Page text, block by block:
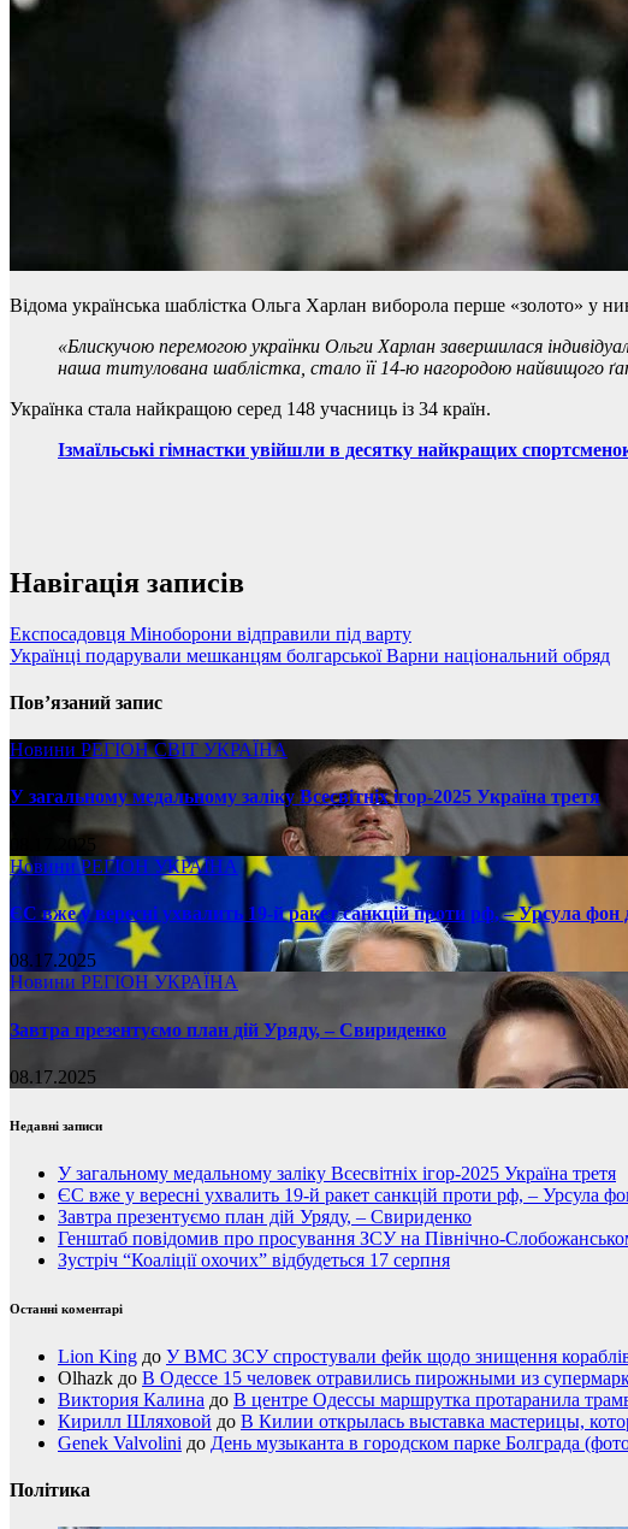
Відома українська шаблістка Ольга Харлан виборола перше «золото» у
«Блискучою перемогою українки Ольги Харлан завершилася
наша титулована шаблістка, стало її 14-ю нагородою найвищого
Українка стала найкращою серед 148 учасниць із 34 країн.
Ізмаїльські гімнастки увійшли в десятку найкращих
Навігація записів
Експосадовця Міноборони відправили під варту
Українці подарували мешканцям болгарської Варни національний обряд
Пов’язаний запис
Новини РЕГІОНСВІТ УКРАЇНА
У загальному медальному заліку Всесвітніх ігор-2025 Україна третя
08.17.2025
НовиниРЕГІОН УКРАЇНА
ЄС вже у вересні ухвалить 19-й ракет санкцій проти рф, – Урсула фон
08.17.2025
Новини РЕГІОН УКРАЇНА
Завтра презентуємо план дій Уряду, – Свириденко
08.17.2025
Недавні записи
У загальному медальному заліку Всесвітніх ігор-2025 Україна третя
ЄС вже у вересні ухвалить 19-й ракет санкцій проти рф, – Урсула
Завтра презентуємо план дій Уряду, – Свириденко
Генштаб повідомив про просування ЗСУ на Північно-
Зустріч “Коаліції охочих” відбудеться 17 серпня
Останні коментарі
Lion King до У ВМС ЗСУ спростували фейк щодо знищення
Olhazk до В Одессе 15 человек отравились пирожными из
Виктория Калина до В центре Одессы маршрутка протаранила
Кирилл Шляховой до В Килии открылась выставка мастерицы,
Genek Valvolini до День музыканта в городском парке Болграда
Політика